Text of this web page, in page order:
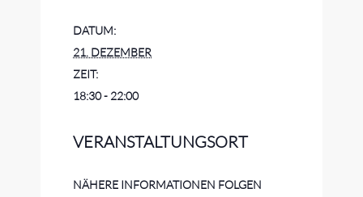
DATUM:
21. DEZEMBER
ZEIT:
18:30 - 22:00
VERANSTALTUNGSORT
NÄHERE INFORMATIONEN FOLGEN